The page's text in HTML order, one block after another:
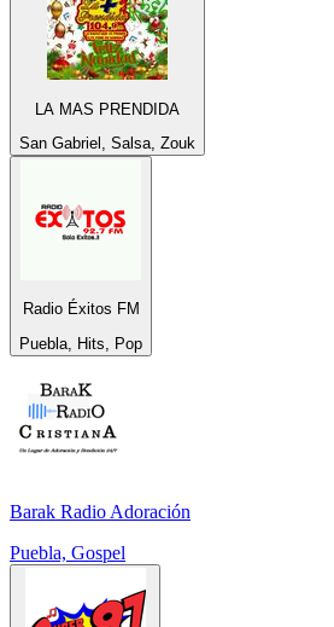
LA MAS PRENDIDA
San Gabriel, Salsa, Zouk
Radio Éxitos FM
Puebla, Hits, Pop
Barak Radio Adoración
Puebla, Gospel